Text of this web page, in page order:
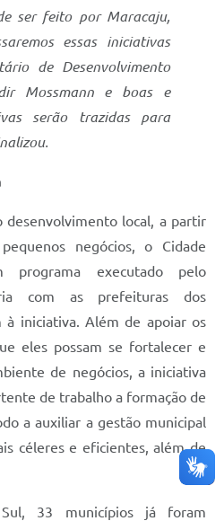
ser feito por Maracaju,
essas iniciativas
de Desenvolvimento
Mossmann e boas e
serão trazidas para
desenvolvimento local, a partir
negócios, o Cidade
programa executado pelo
com as prefeituras dos
à iniciativa. Além de apoiar os
eles possam se fortalecer e
de negócios, a iniciativa
de trabalho a formação de
a auxiliar a gestão municipal
céleres e eficientes, além de
33 municípios já foram